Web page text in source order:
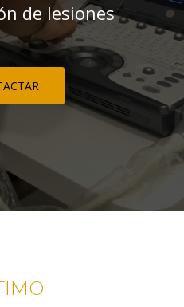
de lesiones